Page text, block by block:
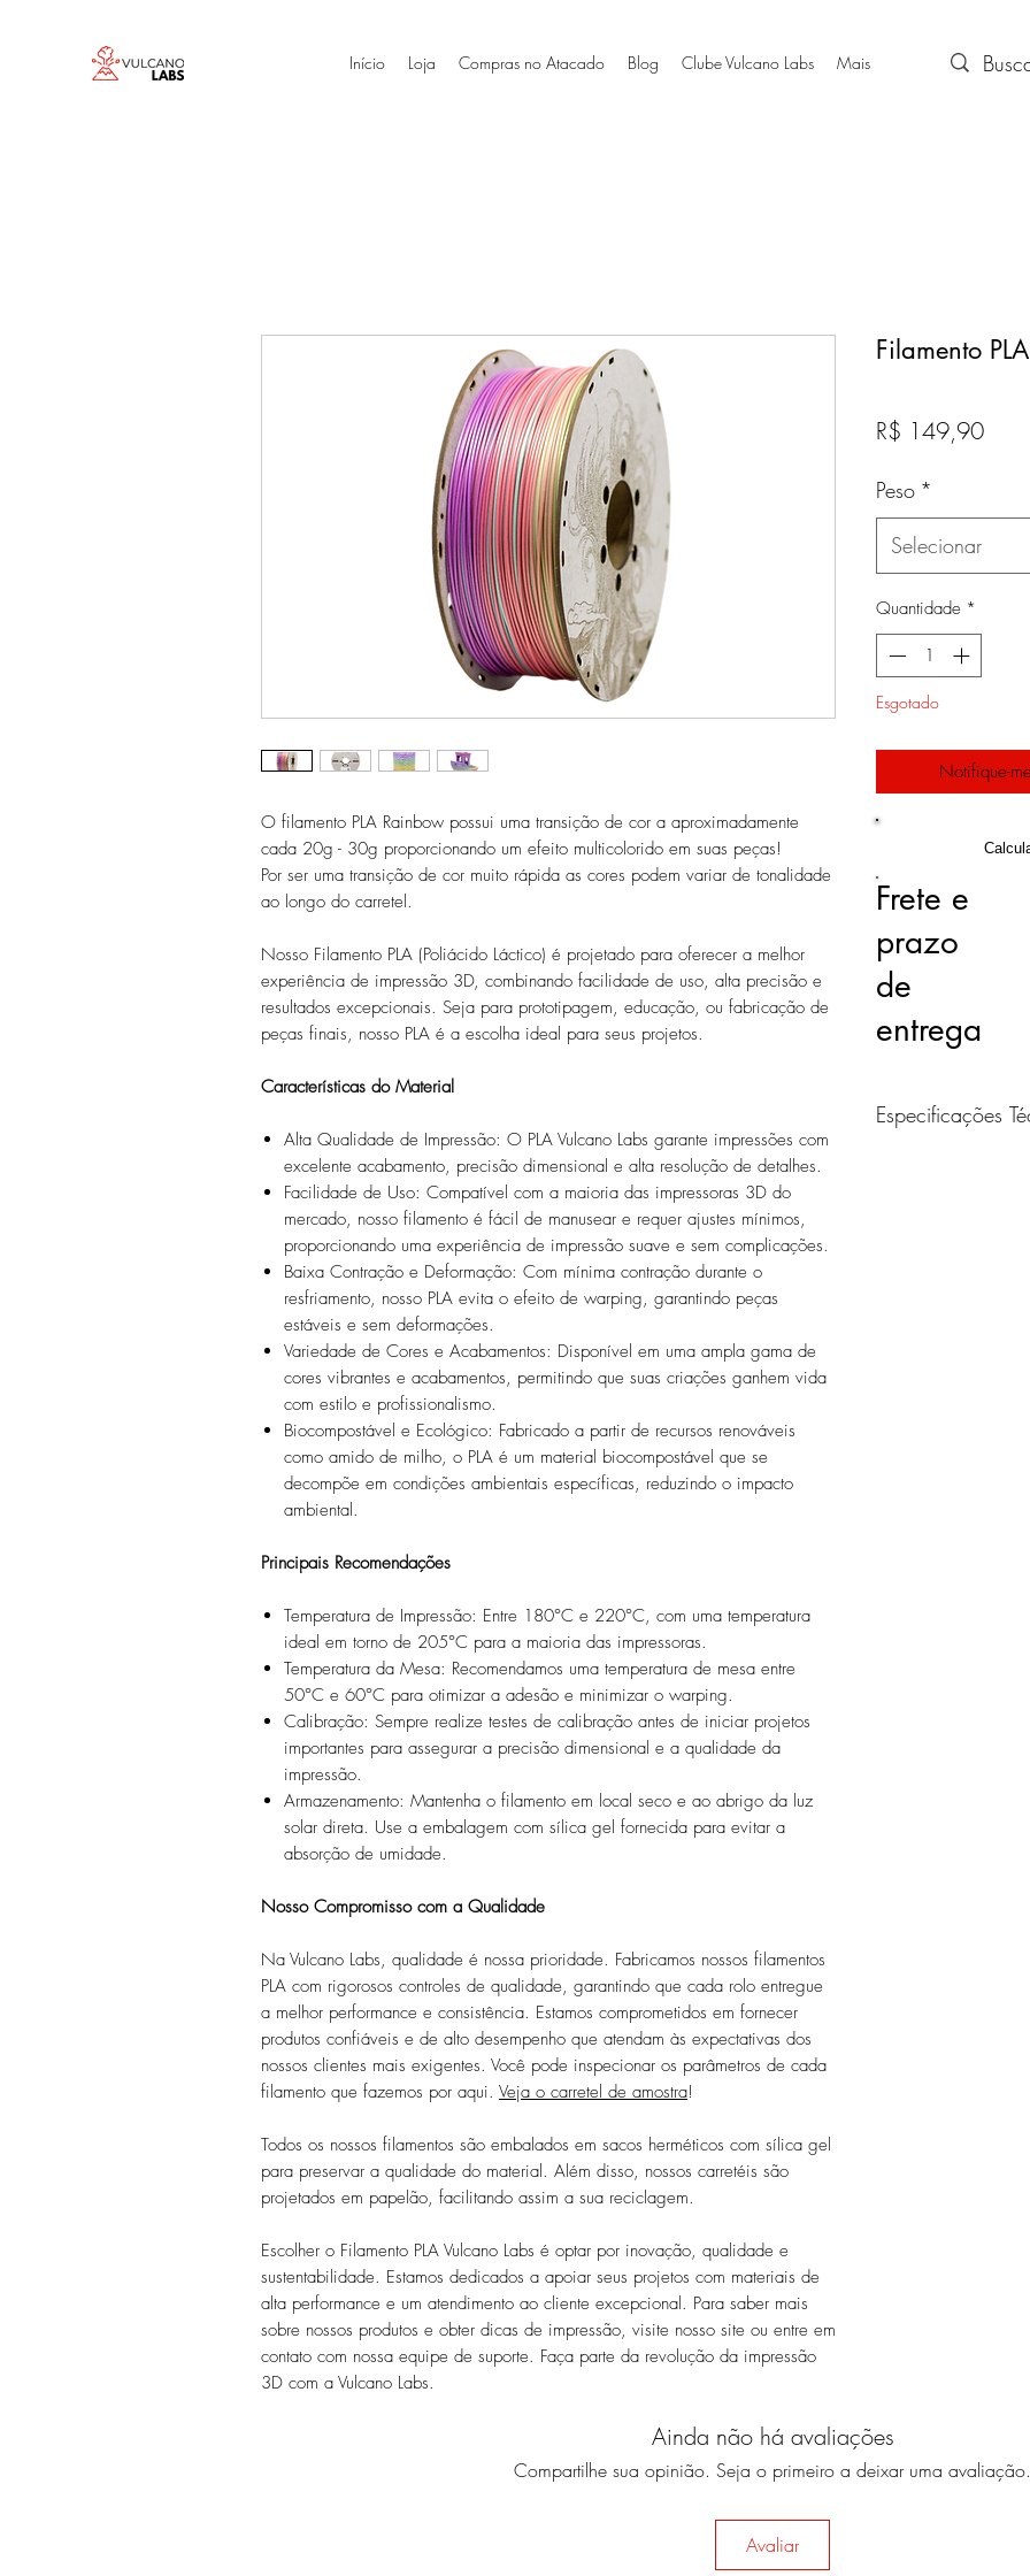
Início Loja Compras no Atacado Blog Clube Vulcano Labs Mais
O filamento PLA Rainbow possui uma transição de cor a aproximadamente
cada 20g - 30g proporcionando um efeito multicolorido em suas peças!
Por ser uma transição de cor muito rápida as cores podem variar de tonalidade
ao longo do carretel.
Nosso Filamento PLA (Poliácido Láctico) é projetado para oferecer a melhor
experiência de impressão 3D, combinando facilidade de uso, alta precisão e
resultados excepcionais. Seja para prototipagem, educação, ou fabricação de
peças finais, nosso PLA é a escolha ideal para seus projetos.
Características do Material
Alta Qualidade de Impressão: O PLA Vulcano Labs garante impressões com
excelente acabamento, precisão dimensional e alta resolução de detalhes.
Facilidade de Uso: Compatível com a maioria das impressoras 3D do
mercado, nosso filamento é fácil de manusear e requer ajustes mínimos,
proporcionando uma experiência de impressão suave e sem complicações.
Baixa Contração e Deformação: Com mínima contração durante o
resfriamento, nosso PLA evita o efeito de warping, garantindo peças
estáveis e sem deformações.
Variedade de Cores e Acabamentos: Disponível em uma ampla gama de
cores vibrantes e acabamentos, permitindo que suas criações ganhem vida
com estilo e profissionalismo.
Biocompostável e Ecológico: Fabricado a partir de recursos renováveis
como amido de milho, o PLA é um material biocompostável que se
decompõe em condições ambientais específicas, reduzindo o impacto
ambiental.
Principais Recomendações
Temperatura de Impressão: Entre 180°C e 220°C, com uma temperatura
ideal em torno de 205°C para a maioria das impressoras.
Temperatura da Mesa: Recomendamos uma temperatura de mesa entre
50°C e 60°C para otimizar a adesão e minimizar o warping.
Calibração: Sempre realize testes de calibração antes de iniciar projetos
importantes para assegurar a precisão dimensional e a qualidade da
impressão.
Armazenamento: Mantenha o filamento em local seco e ao abrigo da luz
solar direta. Use a embalagem com sílica gel fornecida para evitar a
absorção de umidade.
Nosso Compromisso com a Qualidade
Na Vulcano Labs, qualidade é nossa prioridade. Fabricamos nossos filamentos
PLA com rigorosos controles de qualidade, garantindo que cada rolo entregue
a melhor performance e consistência. Estamos comprometidos em fornecer
produtos confiáveis e de alto desempenho que atendam às expectativas dos
nossos clientes mais exigentes. Você pode inspecionar os parâmetros de cada
filamento que fazemos por aqui. Veja o carretel de amostra!
Todos os nossos filamentos são embalados em sacos herméticos com sílica gel
para preservar a qualidade do material. Além disso, nossos carretéis são
projetados em papelão, facilitando assim a sua reciclagem.
Escolher o Filamento PLA Vulcano Labs é optar por inovação, qualidade e
sustentabilidade. Estamos dedicados a apoiar seus projetos com materiais de
alta performance e um atendimento ao cliente excepcional. Para saber mais
sobre nossos produtos e obter dicas de impressão, visite nosso site ou entre em
contato com nossa equipe de suporte. Faça parte da revolução da impressão
3D com a Vulcano Labs.
Filamento
R$ 149,90Preço
Peso *
Selecionar
Quantidade *
Esgotado
Notifique-
Frete e
prazo
de
entrega
Especificações
Ainda não há avaliações
Compartilhe sua opinião. Seja o primeiro a deixar uma avaliação.
Avaliar